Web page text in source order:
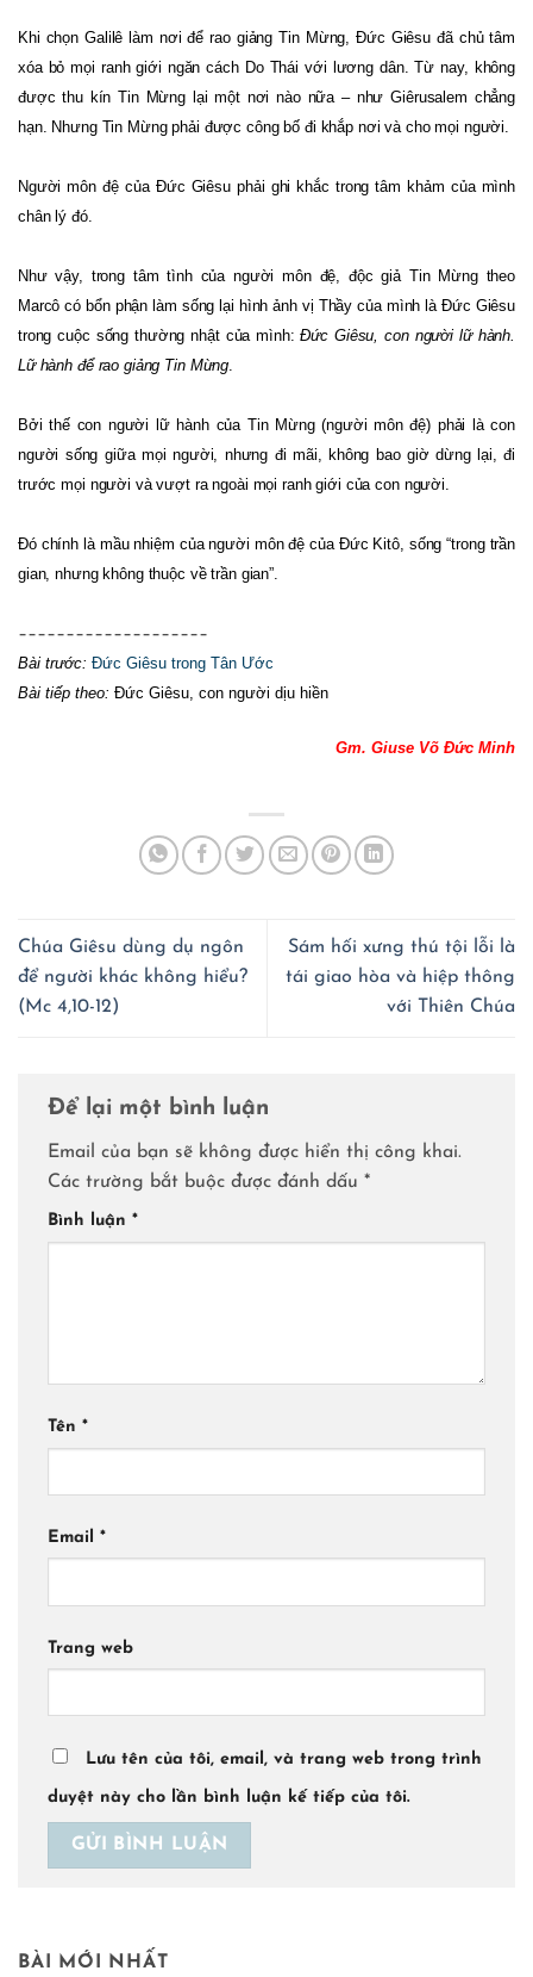
Khi chọn Galilê làm nơi để rao giảng Tin Mừng, Đức Giêsu đã chủ tâm
xóa bỏ mọi ranh giới ngăn cách Do Thái với lương dân. Từ nay, không
được thu kín Tin Mừng lại một nơi nào nữa – như Giêrusalem chẳng
hạn. Nhưng Tin Mừng phải được công bố đi khắp nơi và cho mọi người.
Người môn đệ của Đức Giêsu phải ghi khắc trong tâm khảm của mình
chân lý đó.
Như vậy, trong tâm tình của người môn đệ, độc giả Tin Mừng theo
Marcô có bổn phận làm sống lại hình ảnh vị Thầy của mình là Đức Giêsu
trong cuộc sống thường nhật của mình:Đức Giêsu, con người lữ hành.
Lữ hành để rao giảng Tin Mừng.
Bởi thế con người lữ hành của Tin Mừng (người môn đệ) phải là con
người sống giữa mọi người, nhưng đi mãi, không bao giờ dừng lại, đi
trước mọi người và vượt ra ngoài mọi ranh giới của con người.
Đó chính là mầu nhiệm của người môn đệ của Đức Kitô, sống “trong trần
gian, nhưng không thuộc về trần gian”.
––––––––––––––––––––
Bài trước: Đức Giêsu trong Tân Ước
Bài tiếp theo: Đức Giêsu, con người dịu hiền
Gm. Giuse Võ Đức Minh
Chúa Giêsu dùng dụ ngôn
để người khác không hiểu?
(Mc 4,10-12)
Sám hối xưng thú tội lỗi là
tái giao hòa và hiệp thông
với Thiên Chúa
Để lại một bình luận
Email của bạn sẽ không được hiển thị công khai.
Các trường bắt buộc được đánh dấu *
Bình luận *
Tên *
Email *
Trang web
Lưu tên của tôi, email, và trang web trong trình
duyệt này cho lần bình luận kế tiếp của tôi.
BÀI MỚI NHẤT